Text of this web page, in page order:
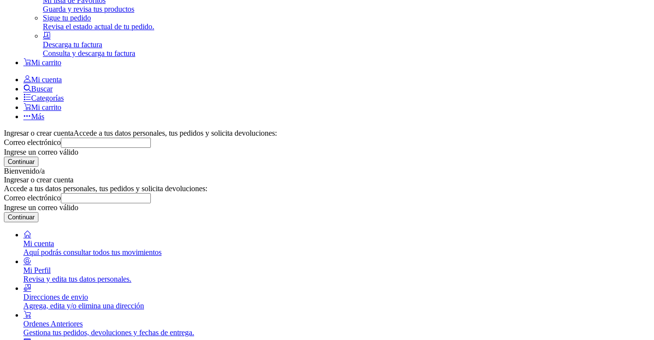
Guarda y revisa tus productos
Sigue tu pedido
Revisa el estado actual de tu pedido.
Descarga tu factura
Consulta y descarga tu factura
Mi carrito
Mi cuenta
Buscar
Categorías
Mi carrito
Más
Ingresar o crear cuentaAccede a tus datos personales, tus pedidos y solicita devoluciones:
Correo electrónico
Ingrese un correo válido
Continuar
Bienvenido/a
Ingresar o crear cuenta
Accede a tus datos personales, tus pedidos y solicita devoluciones:
Correo electrónico
Ingrese un correo válido
Continuar
Mi cuenta
Aquí podrás consultar todos tus movimientos
Mi Perfil
Revisa y edita tus datos personales.
Direcciones de envio
Agrega, edita y/o elimina una dirección
Ordenes Anteriores
Gestiona tus pedidos, devoluciones y fechas de entrega.